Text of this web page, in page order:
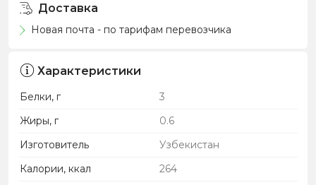
Доставка
Новая почта - по тарифам перевозчика
Характеристики
Белки, г
3
Жиры, г
0.6
Изготовитель
Узбекистан
Калории, ккал
264